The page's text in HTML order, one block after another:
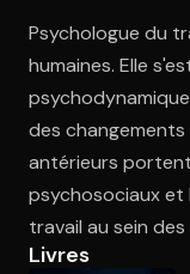
Psychologue du
humaines. Elle
des
antérieurs
psychosociaux
travail au sein
Livres